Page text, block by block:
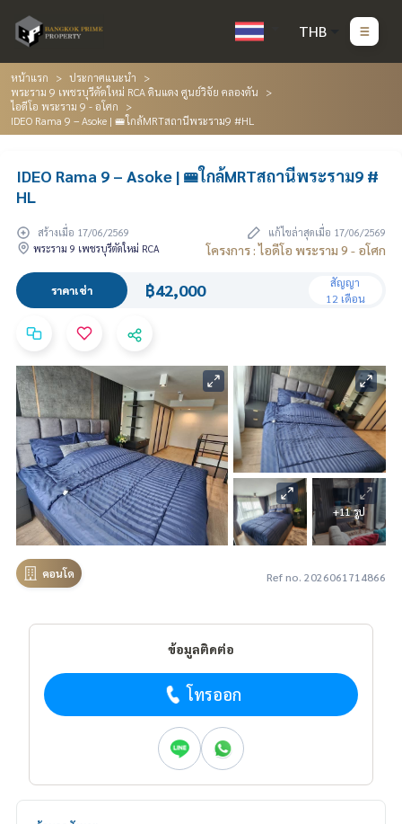
THB
หน้าแรก
ประกาศแนะนำ
พระราม 9 เพชรบุรีตัดใหม่ RCA ดินแดง ศูนย์วิจัย คลองตัน
ไอดีโอ พระราม 9 - อโศก
IDEO Rama 9 – Asoke | 🚝ใกล้MRTสถานีพระราม9 #HL
IDEO Rama 9 – Asoke | 🚝ใกล้MRTสถานีพระราม9 #
HL
สร้างเมื่อ 17/06/2569
แก้ไขล่าสุดเมื่อ 17/06/2569
พระราม 9 เพชรบุรีตัดใหม่ RCA
โครงการ : ไอดีโอ พระราม 9 - อโศก
ราคาเช่า ฿42,000
สัญญา
12 เดือน
+11 รูป
คอนโด Ref no. 2026061714866
ข้อมูลติดต่อ
โทรออก